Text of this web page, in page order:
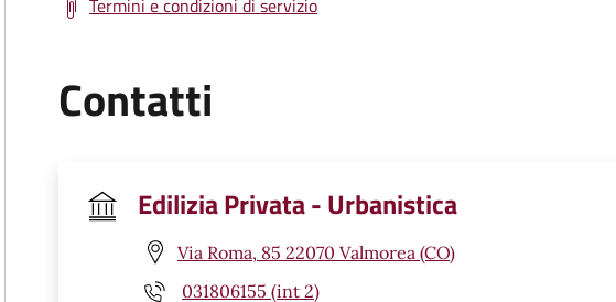
Termini e condizioni di servizio
Contatti
Edilizia Privata - Urbanistica
Via Roma, 85 22070 Valmorea (CO)
031806155 (int 2)